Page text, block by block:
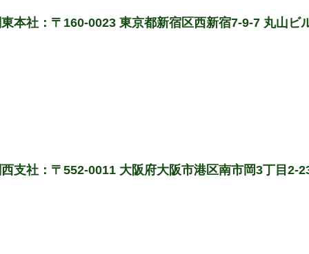
東本社：〒160-0023 東京都新宿区西新宿7-9-7 丸山ビ
西支社：〒552-0011 大阪府大阪市港区南市岡3丁目2-